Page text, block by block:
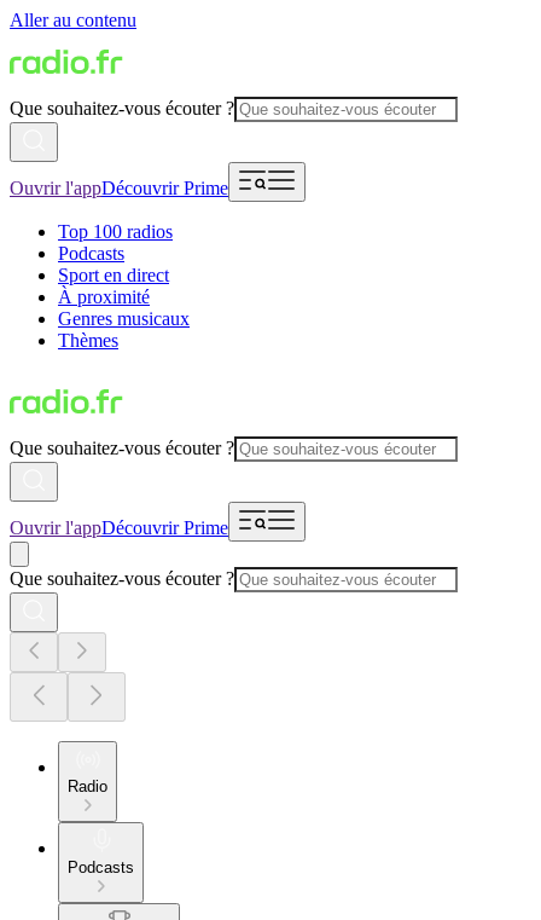
Aller au contenu
Que souhaitez-vous écouter ?
Ouvrir l'appDécouvrir Prime
Top 100 radios
Podcasts
Sport en direct
À proximité
Genres musicaux
Thèmes
Que souhaitez-vous écouter ?
Ouvrir l'appDécouvrir Prime
Que souhaitez-vous écouter ?
Radio
Podcasts